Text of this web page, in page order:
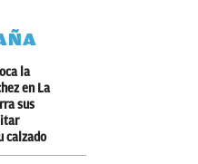
la
en La
sus
calzado